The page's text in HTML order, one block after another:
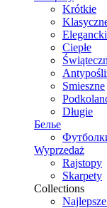
Krótkie
Ciepłe
Smieszne
Długie
Белье
Wyprzedaż
Rajstopy
Skarpety
Collections